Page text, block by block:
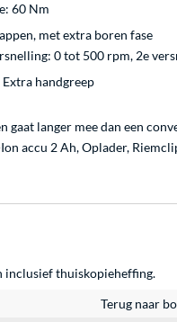
60 Nm
met extra boren fase
0 tot 500 rpm, 2e
handgreep
gaat langer mee dan een
accu 2 Ah, Oplader,
inclusief thuiskopieheffing.
Terug naar